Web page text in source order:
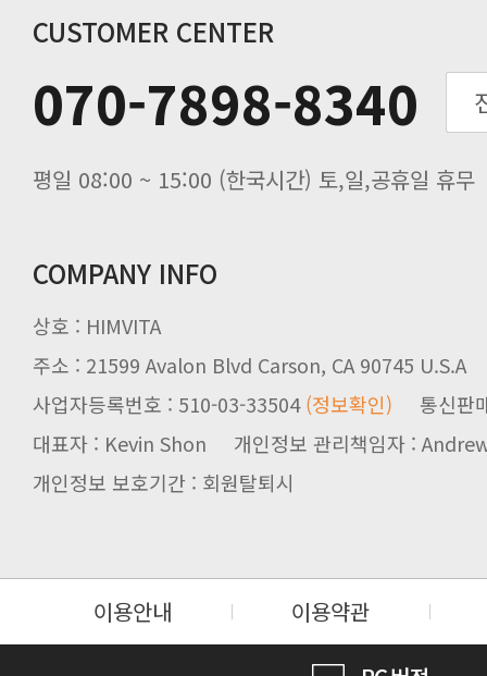
추수감사절 배송안내
추석기간 배송안내
노동절(9월3일) 배송업무 안내
입금 고객님을 찾습니다.
CUSTOMER CENTER
070-7898-8340
평일 08:00 ~ 15:00 (한국시간) 토,일,공휴일 휴무
COMPANY INFO
상호 : HIMVITA
주소 : 21599 Avalon Blvd Carson, CA 90745 U.S.A
사업자등록번호 : 510-03-33504(정보확인) 통신판
대표자 : Kevin Shon 개인정보 관리책임자 :
개인정보 보호기간 : 회원탈퇴시
이용안내 이용약관